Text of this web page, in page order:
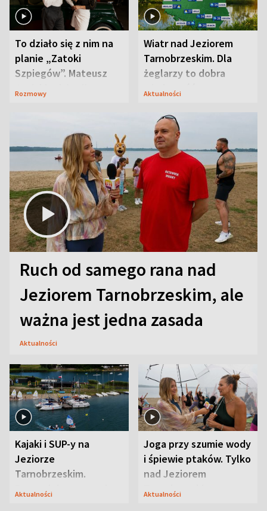
To działo się z nim na
planie „Zatoki
Szpiegów”. Mateusz
Janicki odsłonił
Rozmowy
Wiatr nad Jeziorem
Tarnobrzeskim. Dla
żeglarzy to dobra
wiadomość
Aktualności
Ruch od samego rana nad
Jeziorem Tarnobrzeskim, ale
ważna jest jedna zasada
Aktualności
Kajaki i SUP-y na
Jeziorze
Tarnobrzeskim.
Przyrodnicy zwracają
Aktualności
Joga przy szumie wody
i śpiewie ptaków. Tylko
nad Jeziorem
Tarnobrzeskim
Aktualności